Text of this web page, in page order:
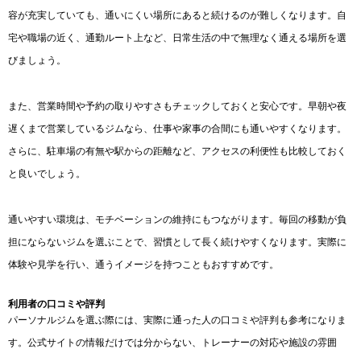
容が充実していても、通いにくい場所にあると続けるのが難しくなります。自
宅や職場の近く、通勤ルート上など、日常生活の中で無理なく通える場所を選
びましょう。
また、営業時間や予約の取りやすさもチェックしておくと安心です。早朝や夜
遅くまで営業しているジムなら、仕事や家事の合間にも通いやすくなります。
さらに、駐車場の有無や駅からの距離など、アクセスの利便性も比較しておく
と良いでしょう。
通いやすい環境は、モチベーションの維持にもつながります。毎回の移動が負
担にならないジムを選ぶことで、習慣として長く続けやすくなります。実際に
体験や見学を行い、通うイメージを持つこともおすすめです。
利用者の口コミや評判
パーソナルジムを選ぶ際には、実際に通った人の口コミや評判も参考になりま
す。公式サイトの情報だけでは分からない、トレーナーの対応や施設の雰囲